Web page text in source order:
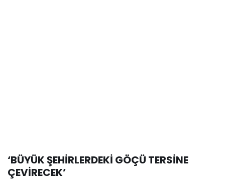
‘BÜYÜK ŞEHİRLERDEKİ GÖÇÜ TERSİNE
ÇEVİRECEK’